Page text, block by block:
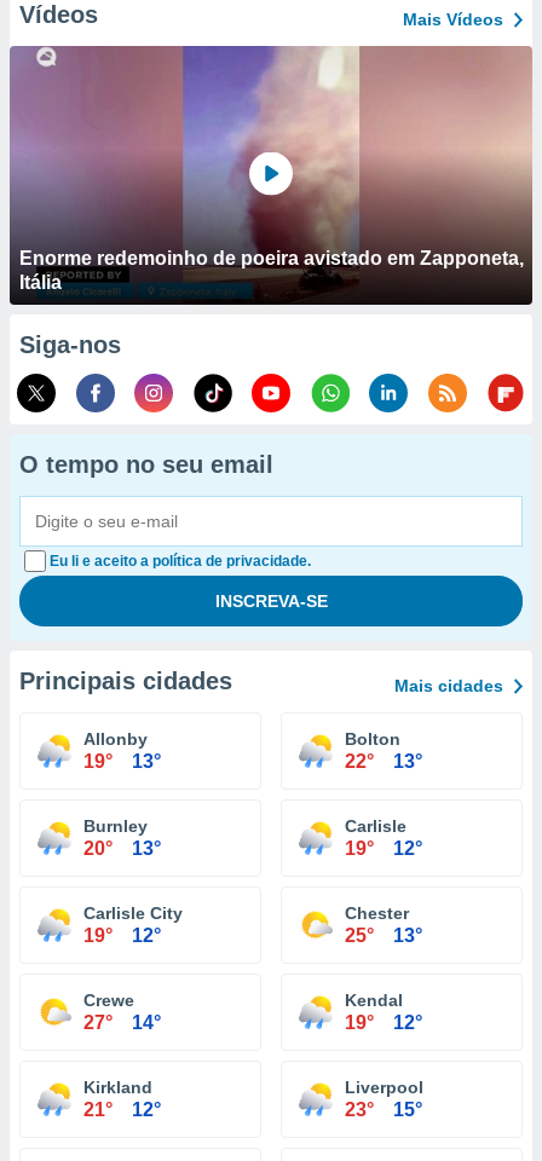
Vídeos Mais Vídeos
Enorme redemoinho de poeira avistado em Zapponeta,
Itália
Siga-nos
O tempo no seu email
Eu li e aceito a política de privacidade.
Principais cidades Mais cidades
Allonby
19° 13°
Bolton
22° 13°
Burnley
20° 13°
Carlisle
19° 12°
Carlisle City
19° 12°
Chester
25° 13°
Crewe
27° 14°
Kendal
19° 12°
Kirkland
21° 12°
Liverpool
23° 15°